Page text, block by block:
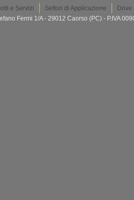
e Servizi Settori di Applicazione
Dove
Fermi 1/A - 29012 Caorso (PC) - P.IVA